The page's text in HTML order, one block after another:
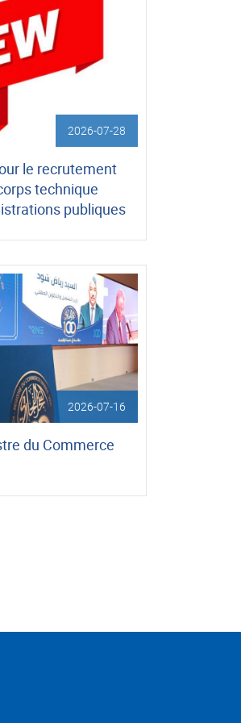
2026-07-28
le recrutement
technique
publiques
2026-07-16
du Commerce